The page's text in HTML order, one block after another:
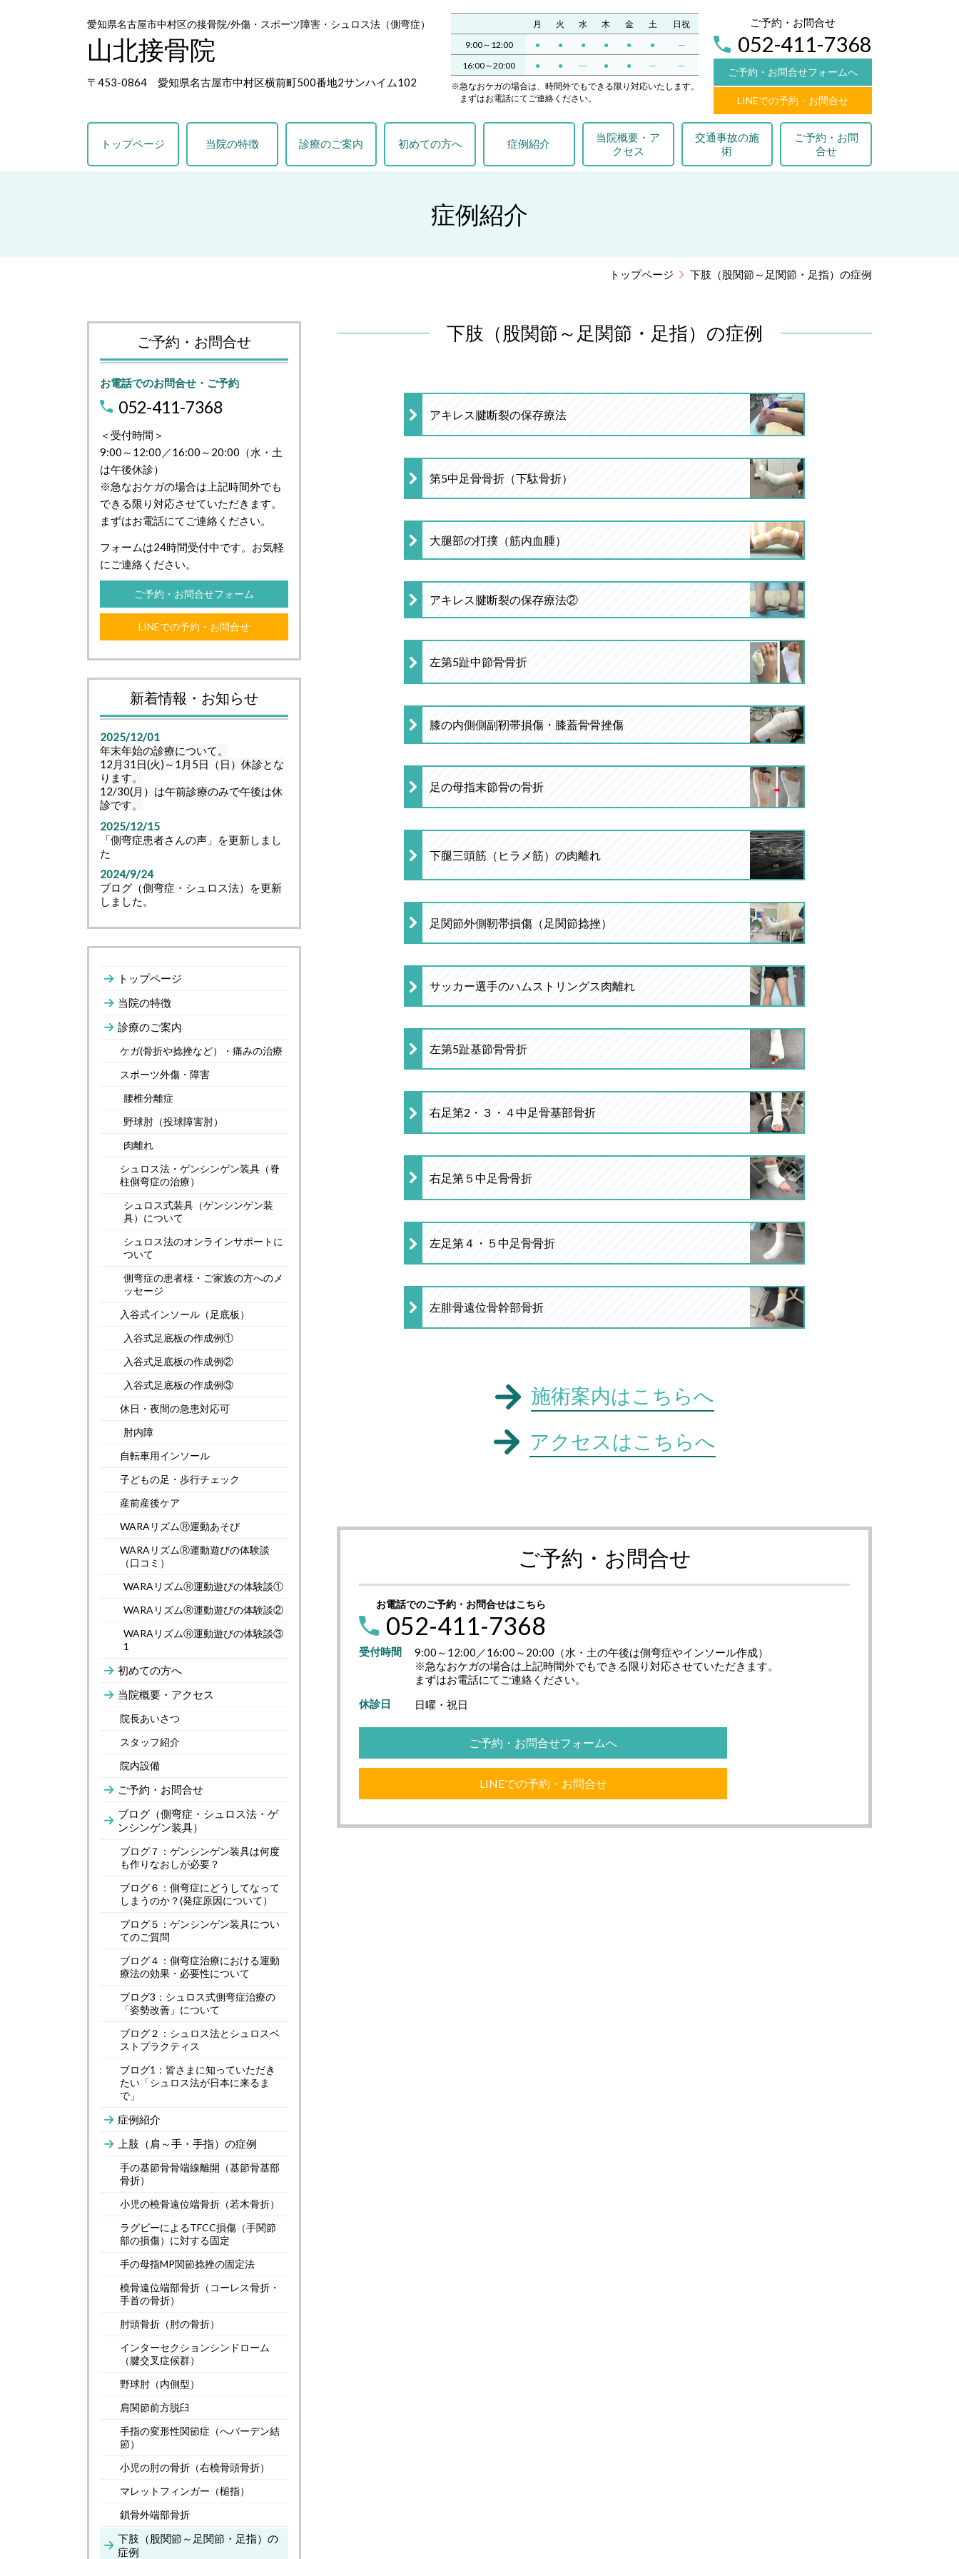
愛知県名古屋市中村区の接骨院/外傷・スポーツ障害・シュロス法（側弯症）
山北接骨院
〒453-0864 愛知県名古屋市中村区横前町500番地2サンハイム102
月 火 水 木 金 土
日祝
9:00～12:00
● ● ● ● ● ●
─
16:00～20:00
● ● ― ● ● ─
─
※急なおケガの場合は、時間外でもできる限り対応いたします。
まずはお電話にてご連絡ください。
ご予約・お問合せ
052-411-7368
ご予約・お問合せフォームへ
LINEでの予約・お問合せ
トップページ 当院の特徴 診療のご案内 初めての方へ 症例紹介
当院概要・ア
クセス
交通事故の施
術
ご予約・お問
合せ
症例紹介
トップページ 下肢（股関節～足関節・足指）の症例
下肢（股関節～足関節・足指）の症例
アキレス腱断裂の保存療法
第5中足骨骨折（下駄骨折）
大腿部の打撲（筋内血腫）
アキレス腱断裂の保存療法②
左第5趾中節骨骨折
膝の内側側副靭帯損傷・膝蓋骨骨挫傷
足の母指末節骨の骨折
下腿三頭筋（ヒラメ筋）の肉離れ
足関節外側靭帯損傷（足関節捻挫）
サッカー選手のハムストリングス肉離れ
左第5趾基節骨骨折
右足第2・３・４中足骨基部骨折
右足第５中足骨骨折
左足第４・５中足骨骨折
左腓骨遠位骨幹部骨折
施術案内はこちらへ
アクセスはこちらへ
ご予約・お問合せ
お電話でのご予約・お問合せはこちら
052-411-7368
受付時間
9:00～12:00／16:00～20:00（水・土の午後は側弯症やインソール作成）
※急なおケガの場合は上記時間外でもできる限り対応させていただきます。
まずはお電話にてご連絡ください。
休診日
日曜・祝日
ご予約・お問合せフォームへ
LINEでの予約・お問合せ
ご予約・お問合せ
お電話でのお問合せ・ご予約
052-411-7368
＜受付時間＞
9:00～12:00／16:00～20:00（水・土
は午後休診）
※急なおケガの場合は上記時間外でも
できる限り対応させていただきます。
まずはお電話にてご連絡ください。
フォームは24時間受付中です。お気軽
にご連絡ください。
ご予約・お問合せフォーム
LINEでの予約・お問合せ
新着情報・お知らせ
2025/12/01
年末年始の診療について。
12月31日(火)～1月5日（日）休診とな
ります。
12/30(月）は午前診療のみで午後は休
診です。
2025/12/15
「側弯症患者さんの声」を更新しまし
た
2024/9/24
ブログ（側弯症・シュロス法）を更新
しました。
トップページ
当院の特徴
診療のご案内
ケガ(骨折や捻挫など）・痛みの治療
スポーツ外傷・障害
腰椎分離症
野球肘（投球障害肘）
肉離れ
シュロス法・ゲンシンゲン装具（脊
柱側弯症の治療）
シュロス式装具（ゲンシンゲン装
具）について
シュロス法のオンラインサポートに
ついて
側弯症の患者様・ご家族の方へのメ
ッセージ
入谷式インソール（足底板）
入谷式足底板の作成例①
入谷式足底板の作成例②
入谷式足底板の作成例③
休日・夜間の急患対応可
肘内障
自転車用インソール
子どもの足・歩行チェック
産前産後ケア
WARAリズムⓇ運動あそび
WARAリズムⓇ運動遊びの体験談
（口コミ）
WARAリズムⓇ運動遊びの体験談①
WARAリズムⓇ運動遊びの体験談②
WARAリズムⓇ運動遊びの体験談③
1
初めての方へ
当院概要・アクセス
院長あいさつ
スタッフ紹介
院内設備
ご予約・お問合せ
ブログ（側弯症・シュロス法・ゲ
ンシンゲン装具）
ブログ７：ゲンシンゲン装具は何度
も作りなおしが必要？
ブログ６：側弯症にどうしてなって
しまうのか？(発症原因について）
ブログ５：ゲンシンゲン装具につい
てのご質問
ブログ４：側弯症治療における運動
療法の効果・必要性について
ブログ3：シュロス式側弯症治療の
「姿勢改善」について
ブログ２：シュロス法とシュロスベ
ストプラクティス
ブログ1：皆さまに知っていただき
たい「シュロス法が日本に来るま
で」
症例紹介
上肢（肩～手・手指）の症例
手の基節骨骨端線離開（基節骨基部
骨折）
小児の橈骨遠位端骨折（若木骨折）
ラグビーによるTFCC損傷（手関節
部の損傷）に対する固定
手の母指MP関節捻挫の固定法
橈骨遠位端部骨折（コーレス骨折・
手首の骨折）
肘頭骨折（肘の骨折）
インターセクションシンドローム
（腱交叉症候群）
野球肘（内側型）
肩関節前方脱臼
手指の変形性関節症（へバーデン結
節）
小児の肘の骨折（右橈骨頭骨折）
マレットフィンガー（槌指）
鎖骨外端部骨折
下肢（股関節～足関節・足指）の
症例